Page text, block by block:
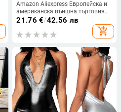
Amazon Aliexpress Европейска и
американска външна търговия
Slim-Fit Рокля с цветни блокове
без ръкави, кръгло деколте,
трансгранично дамско облекло с
21.76 €/42.56 лв
add_shopping_cart